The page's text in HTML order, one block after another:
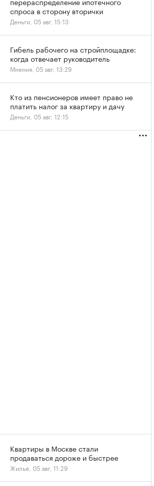
спроса в сторону вторички
Деньги, 05 авг, 15:13
Гибель рабочего на стройплощадке:
когда отвечает руководитель
Мнения, 05 авг, 13:29
Кто из пенсионеров имеет право не
платить налог за квартиру и дачу
Деньги, 05 авг, 12:15
Квартиры в Москве стали
продаваться дороже и быстрее
Жилье, 05 авг, 11:29